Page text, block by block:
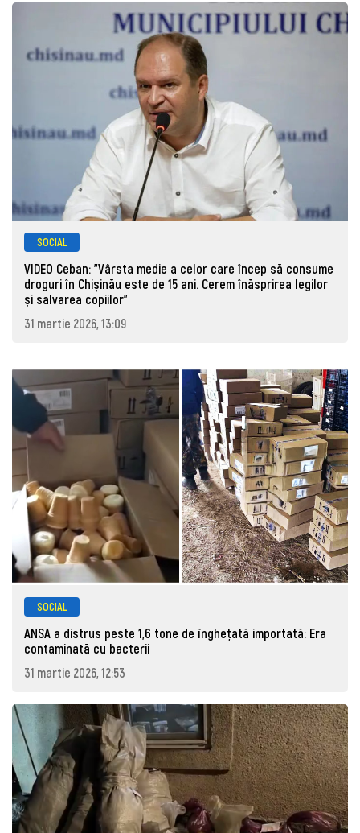
SOCIAL
VIDEO Ceban: "Vârsta medie a celor care încep să consume
droguri în Chișinău este de 15 ani. Cerem înăsprirea legilor
și salvarea copiilor"
31 martie 2026, 13:09
SOCIAL
ANSA a distrus peste 1,6 tone de înghețată importată: Era
contaminată cu bacterii
31 martie 2026, 12:53